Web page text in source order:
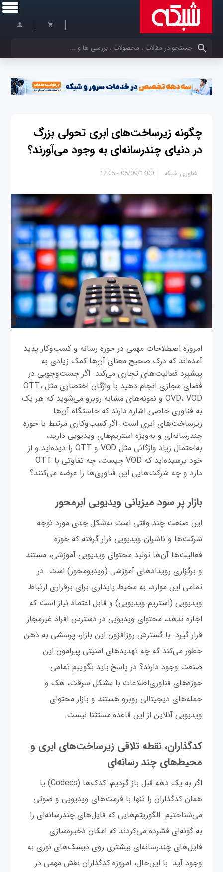
کلمات کلیدی خود را وارد کنید
چگونه زیرساخت‌های ابری تحولی بزرگ
در دنیای چندرسانه‌ای به وجود می‌آورند؟
06/09/1400 - 12:05 فناوری شبکه
امروزه اصطلاحات مهمی در حوزه رسانه و کسب‌وکار پدید
آمده‌اند که درک صحیح معنای آن‌ها کمک زیادی به
پیشبرد فعالیت‌های تجاری می‌کند. اگر جست‌وجویی در
فضای مجازی انجام دهید با واژگان اختصاری مثل OTT،
OVD، VOD و نمونه‌های مشابه روبرو می‌شوید که هر یک
به فناوری خاصی اشاره دارند که خاستگاه آن‌ها
زیرساخت‌های ابری است. اگر کسب‌وکاری مرتبط با حوزه
چندرسانه‌ای و به‌ویژه استریم‌های ویدیویی دارید،
به‌احتمال زیاد واژگانی مثل VOD و OTT را دیده‌اید و از
خود پرسیده‌اید که VOD چیست، چه تفاوتی با OTT
دارد و چه شرکت‌هایی این فناوری‌ها را عرضه می‌کنند؟
بازار پر سود میزبانی ویدیویی ابرمحور
این صنعت چند وقتی است به‌شکل جدی مورد توجه
شرکت‌ها و ناشران ویدیویی قرار گرفته که حوزه
فعالیت‌ها آن‌ها تولید محتوای ویدیویی آموزشی، مستند
و برگزاری رویدادهای آموزشی (ویدیومحور) است. در
تمامی این موارد، به محیط پایداری برای برقراری ارتباط
ویدیویی (استریم ویدیویی) و قابل اعتماد نیاز است که
اجازه ندهد، محتوای ویدیویی در دسترس افراد غیرمجاز
قرار گیرد. با گسترش روزافزون این‌ بازار، پرسشی به ذهن
خطور می‌کند که چه تهدیدهای امنیتی پیرامون این
صنعت وجود دارند؟ در پاسخ باید بگوییم تمامی
حوزه‌های فناوری‌اطلاعات با مشکل سرقت، هک و
حمله‌های دیجیتالی روبرو هستند و بازار محتوای
ویدیویی آنلاین از این قاعده مستثنا نیست.
کدگذاران، نقطه تلاقی زیرساخت‌های ابری و
محیط‌های چند رسانه‌ای
اگر به یک دهه قبل باز گردیم، کدک‌ها (Codecs) یا
همان کدگذاران را تنها با فرمت‌های ویدیویی و صوتی
می‌شناختیم. الگوریتم‌هایی که فایل‌های چندرسانه‌ای را
به گونه‌ای فشرده می‌کردند که امکان ذخیره‌سازی
فایل‌های چندرسانه‌ای بیشتری روی دیسک‌های نوری به
وجود آید. با این‌حال، امروزه کدگذاران نقش مهمی در